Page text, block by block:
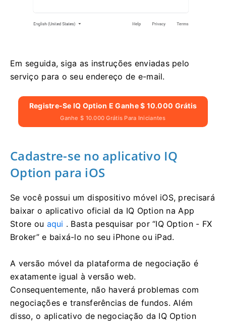
Em seguida, siga as instruções enviadas pelo
serviço para o seu endereço de e-mail.
Registre-Se IQ Option E Ganhe $ 10.000 Grátis
Ganhe $ 10.000 Grátis Para Iniciantes
Cadastre-se no aplicativo IQ
Option para iOS
Se você possui um dispositivo móvel iOS, precisará
baixar o aplicativo oficial da IQ Option na App
Store ou aqui . Basta pesquisar por “IQ Option - FX
Broker” e baixá-lo no seu iPhone ou iPad.
A versão móvel da plataforma de negociação é
exatamente igual à versão web.
Consequentemente, não haverá problemas com
negociações e transferências de fundos. Além
disso, o aplicativo de negociação da IQ Option